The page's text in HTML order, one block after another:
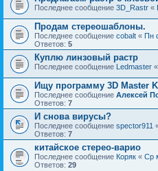
Последнее сообщение 3D_Rastr «
Продам стереошаблоны.
Последнее сообщение cobalt « Пн
Ответов: 5
Куплю линзовый растр
Последнее сообщение Ledmaster «
Ищу программу 3D Master
Последнее сообщение Алексей
Ответов: 7
И снова вирусы?
Последнее сообщение spector911
Ответов: 7
китайское стерео-варио
Последнее сообщение Коряк « Ср
Ответов: 29